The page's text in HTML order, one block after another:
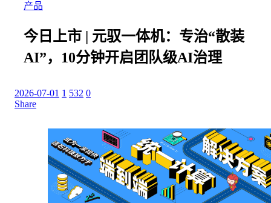
产品
今日上市 | 元驭一体机：专治“散装
AI”，10分钟开启团队级AI治理
2026-07-01 1 532 0
Share